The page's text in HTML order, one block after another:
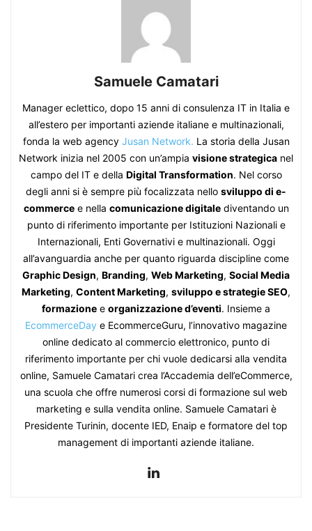
Samuele Camatari
Manager eclettico, dopo 15 anni di consulenza IT in Italia e
all’estero per importanti aziende italiane e multinazionali,
fonda la web agency Jusan Network. La storia della Jusan
Network inizia nel 2005 con un’ampia visione strategica nel
campo del IT e della Digital Transformation. Nel corso
degli anni si è sempre più focalizzata nello sviluppo di e-
commercee nella comunicazione digitalediventando un
punto di riferimento importante per Istituzioni Nazionali e
Internazionali, Enti Governativi e multinazionali. Oggi
all’avanguardia anche per quanto riguarda discipline come
Graphic Design, Branding, Web Marketing, Social Media
Marketing, Content Marketing, sviluppo e strategie SEO,
formazione e organizzazione d’eventi. Insieme a
EcommerceDay e EcommerceGuru, l’innovativo magazine
online dedicato al commercio elettronico, punto di
riferimento importante per chi vuole dedicarsi alla vendita
online, Samuele Camatari crea l’Accademia dell’eCommerce,
una scuola che offre numerosi corsi di formazione sul web
marketing e sulla vendita online. Samuele Camatari è
Presidente Turinin, docente IED, Enaip e formatore del top
management di importanti aziende italiane.